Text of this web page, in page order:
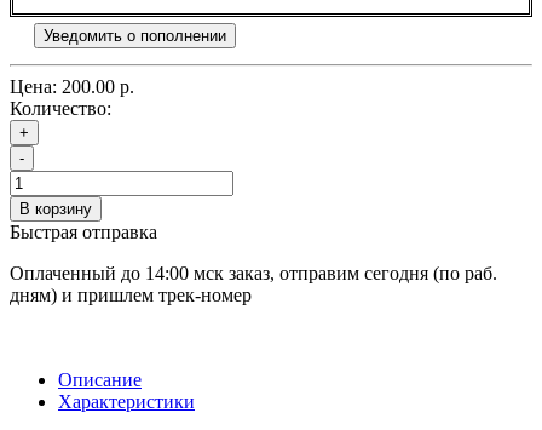
Уведомить о пополнении
Цена: 200.00 р.
Количество:
+
-
В корзину
Быстрая отправка
Оплаченный до 14:00 мск заказ, отправим сегодня (по раб.
дням) и пришлем трек-номер
Описание
Характеристики